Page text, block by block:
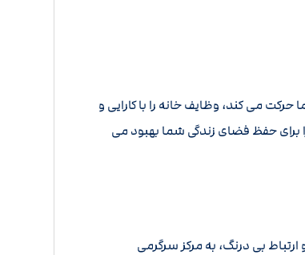
می کند، وظایف خانه را با کارایی و
برای حفظ فضای زندگی شما بهبود می
بی درنگ، به مرکز سرگرمی